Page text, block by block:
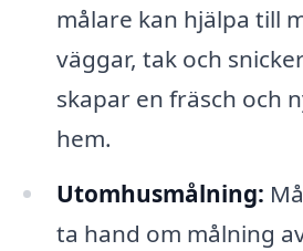
målare kan hjälpa till
väggar, tak och
skapar en fräsch och
hem.
Utomhusmålning:
ta hand om målning